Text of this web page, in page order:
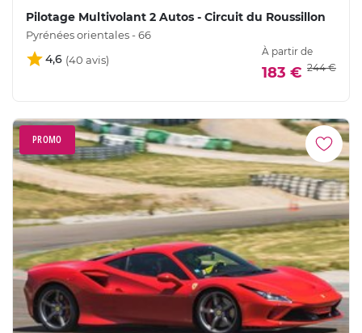
Pilotage Multivolant 2 Autos - Circuit du Roussillon
Pyrénées orientales - 66
4,6
À partir de
183 € 244 €
PROMO